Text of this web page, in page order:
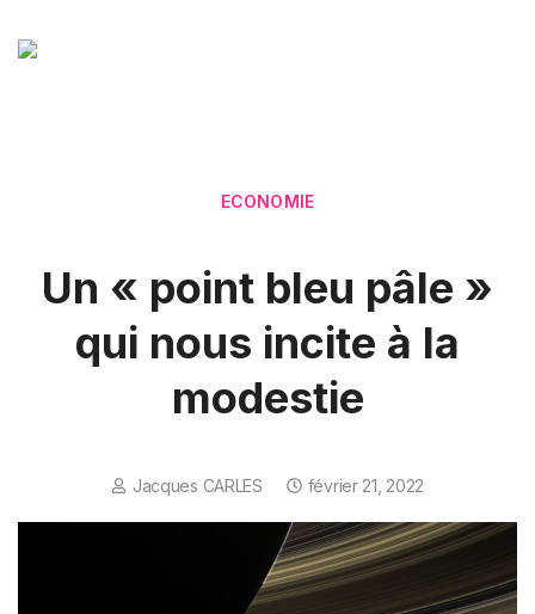
ECONOMIE
Un « point bleu pâle »
qui nous incite à la
modestie
Jacques CARLES février 21, 2022